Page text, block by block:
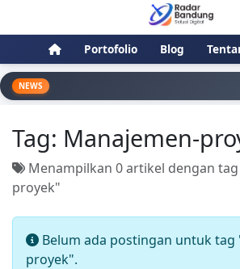
Portofolio Blog
NEWS
Tag: Manajemen-
Menampilkan 0 artikel dengan
proyek"
Belum ada postingan untuk tag
proyek".